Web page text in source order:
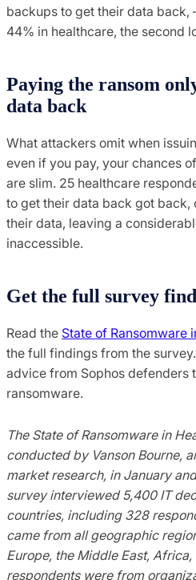
backups to get their data back,
44% in healthcare, the second
Paying the ransom
data back
What attackers omit when
even if you pay, your chances
are slim. 25 healthcare
to get their data back got back,
their data, leaving a
inaccessible.
Get the full survey
Read the State of Ransomware
the full findings from the
advice from Sophos defenders
ransomware.
The State of Ransomware in
conducted by Vanson Bourne,
market research, in January
survey interviewed 5,400 IT
countries, including 328
came from all geographic
Europe, the Middle East,
respondents were from